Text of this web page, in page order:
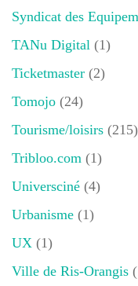
Syndicat des
TANu Digital (1)
Ticketmaster (2)
Tomojo (24)
Tourisme/loisirs (215)
Tribloo.com (1)
Universciné (4)
Urbanisme (1)
UX (1)
Ville de Ris-Orangis